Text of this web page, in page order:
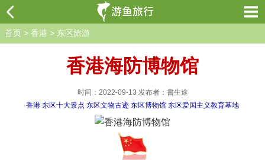
首页 > 香港 > 东区旅游
香港海防博物馆
时间：2022-09-13 发布者：書生途
香港 东区十大景点 东区文物古迹 东区博物馆 东区爱国主义教育基地